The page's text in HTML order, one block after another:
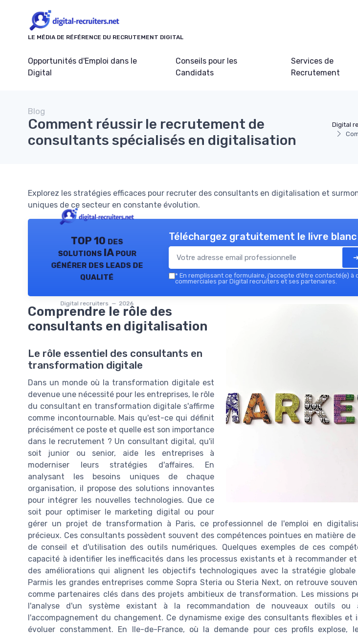
LE MÉDIA DE RÉFÉRENCE DU RECRUTEMENT DIGITAL
Opportunités d'Emploi dans le
Digital
Conseils pour les
Candidats
Services de
Recrutement
Digital
Blog
Comment réussir le recrutement de
consultants spécialisés en digitalisation
Explorez les stratégies efficaces pour recruter des consultants en digitalisation et
uniques de ce secteur en constante évolution.
TOP 10 des
solutions IA pour
générer des leads de
qualité
Digital recruiters — 2026
Téléchargez gratuitement le livre blanc
* En remplissant ce formulaire, j’accepte d’être contacté(e) à
commerciales par Digital recruiters et ses partenaires.
Comprendre le rôle des
consultants en digitalisation
Le rôle essentiel des consultants en
transformation digitale
Dans un monde où la transformation digitale est
devenue une nécessité pour les entreprises, le rôle
du consultant en transformation digitale s'affirme
comme incontournable. Mais qu'est-ce qui définit
précisément ce poste et quelle est son importance
dans le recrutement ? Un consultant digital, qu'il
soit junior ou senior, aide les entreprises à
moderniser leurs stratégies d'affaires. En
analysant les besoins uniques de chaque
organisation, il propose des solutions innovantes
pour intégrer les nouvelles technologies. Que ce
soit pour optimiser le marketing digital ou pour
gérer un projet de transformation à Paris, ce professionnel de l'emploi en
précieux. Ces consultants possèdent souvent des compétences pointues en matière
de conseil et d'utilisation des outils numériques. Quelques exemples de ces
capacité à identifier les inefficacités dans les processus existants et à recommander
des améliorations qui alignent les objectifs technologiques avec la stratégie globale
Parmis les grandes entreprises comme Sopra Steria ou Steria Next, on retrouve
comme partenaires clés dans des projets ambitieux de transformation. Les missions
l'analyse d'un système existant à la recommandation de nouveaux outils
l'accompagnement du changement. Ce dynamisme exige des consultants flexibles et
évoluer constamment. En Ile-de-France, où la demande pour ces profils explose,